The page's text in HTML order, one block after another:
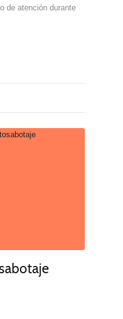
de atención durante